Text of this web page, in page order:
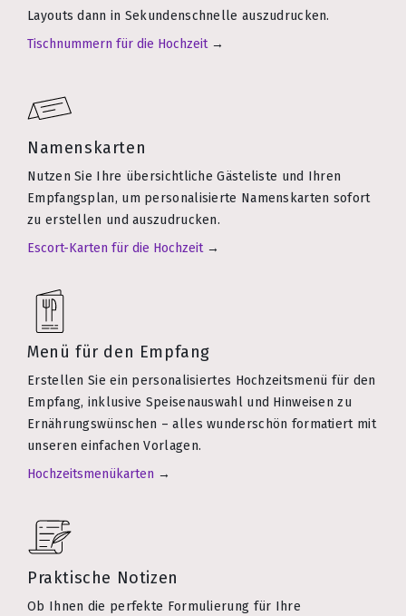
Layouts dann in Sekundenschnelle auszudrucken.
Tischnummern für die Hochzeit →
Namenskarten
Nutzen Sie Ihre übersichtliche Gästeliste und Ihren
Empfangsplan, um personalisierte Namenskarten sofort
zu erstellen und auszudrucken.
Escort-Karten für die Hochzeit →
Menü für den Empfang
Erstellen Sie ein personalisiertes Hochzeitsmenü für den
Empfang, inklusive Speisenauswahl und Hinweisen zu
Ernährungswünschen – alles wunderschön formatiert mit
unseren einfachen Vorlagen.
Hochzeitsmenükarten →
Praktische Notizen
Ob Ihnen die perfekte Formulierung für Ihre